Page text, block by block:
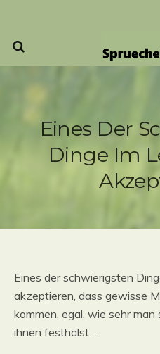
Eines Der
Dinge Im
Eines der schwierigsten
akzeptieren, dass gewisse
kommen, egal, wie sehr
ihnen festhälst…